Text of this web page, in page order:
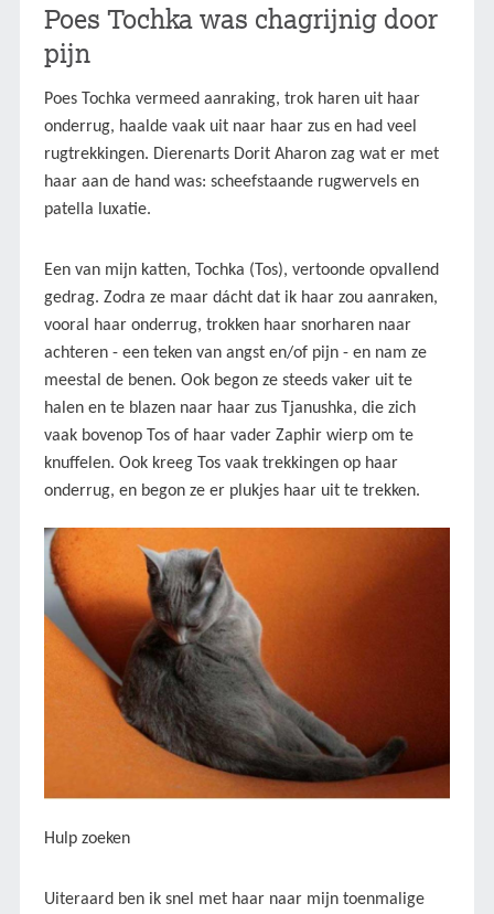
Poes Tochka was chagrijnig door
pijn
Poes Tochka vermeed aanraking, trok haren uit haar
onderrug, haalde vaak uit naar haar zus en had veel
rugtrekkingen. Dierenarts Dorit Aharon zag wat er met
haar aan de hand was: scheefstaande rugwervels en
patella luxatie.
Een van mijn katten, Tochka (Tos), vertoonde opvallend
gedrag. Zodra ze maar dácht dat ik haar zou aanraken,
vooral haar onderrug, trokken haar snorharen naar
achteren - een teken van angst en/of pijn - en nam ze
meestal de benen. Ook begon ze steeds vaker uit te
halen en te blazen naar haar zus Tjanushka, die zich
vaak bovenop Tos of haar vader Zaphir wierp om te
knuffelen. Ook kreeg Tos vaak trekkingen op haar
onderrug, en begon ze er plukjes haar uit te trekken.
Hulp zoeken
Uiteraard ben ik snel met haar naar mijn toenmalige